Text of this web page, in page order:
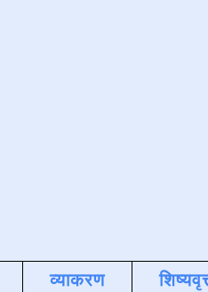
व्याकरण